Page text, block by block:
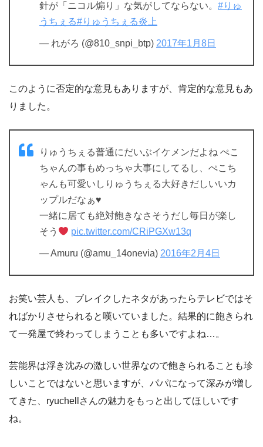
針が「ニコル煽り」な気がしてならない。 #りゅ
うちぇる#りゅうちぇる炎上
— れがろ (@810_snpi_btp) 2017年1月8日
このように否定的な意見もありますが、肯定的な意見もあ
りました。
りゅうちぇる普通にだいぶイケメンだよね ぺこ
ちゃんの事もめっちゃ大事にしてるし、ぺこち
ゃんも可愛いしりゅうちぇる大好きだしいいカ
ップルだなぁ♥
一緒に居ても絶対飽きなさそうだし毎日が楽し
そう
pic.twitter.com/CRiPGXw13q
— Amuru (@amu_14onevia) 2016年2月4日
お笑い芸人も、ブレイクしたネタがあったらテレビではそ
ればかりさせられると嘆いていました。結果的に飽きられ
て一発屋で終わってしまうことも多いですよね…。
芸能界は浮き沈みの激しい世界なので飽きられることも珍
しいことではないと思いますが、パパになって深みが増し
てきた、ryuchellさんの魅力をもっと出してほしいです
ね。